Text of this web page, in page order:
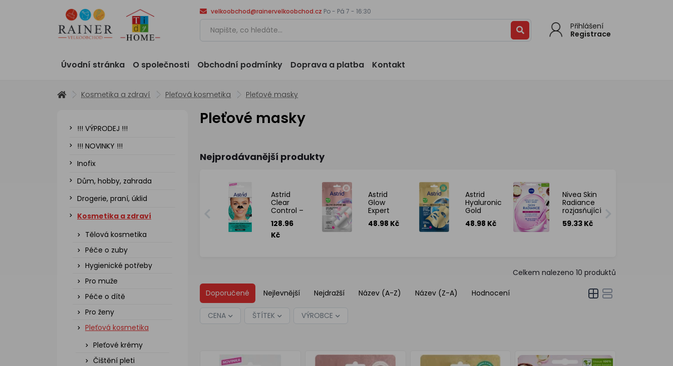
velkoobchod@rainervelkoobchod.cz Po - Pá 7 - 16:30
Přihlášení
Registrace
Úvodní stránka O společnosti Obchodní podmínky Doprava a platba Kontakt
Kosmetika a zdraví Pleťová kosmetika Pleťové masky
!!! VÝPRODEJ !!!
!!! NOVINKY !!!
Inofix
Dům, hobby, zahrada
Drogerie, praní, úklid
Kosmetika a zdraví
Tělová kosmetika
Péče o zuby
Hygienické potřeby
Pro muže
Péče o dítě
Pro ženy
Pleťová kosmetika
Pleťové krémy
Čištění pleti
Pleťové masky
Nejprodávanější produkty
Astrid
Clear
Control –
náplasti
proti
černým
128.96
Kč
Astrid
Glow
Expert
4D
textilní
48.98 Kč
Astrid
Hyaluronic
Gold
textilní
maska 1 ks
48.98 Kč
Nivea Skin
Radiance
rozjasňující
textilní
maska, 1 ks
59.33 Kč
Celkem nalezeno 10 produktů
Doporučené Nejlevnější Nejdražší Název (A-Z) Název (Z-A) Hodnocení
CENA ŠTÍTEK VÝROBCE